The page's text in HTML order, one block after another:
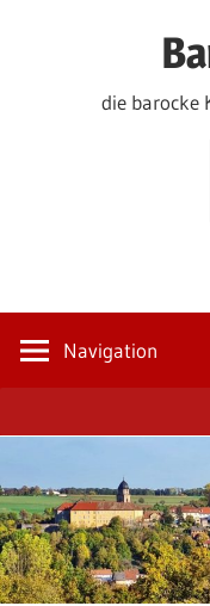
die barocke
Navigation